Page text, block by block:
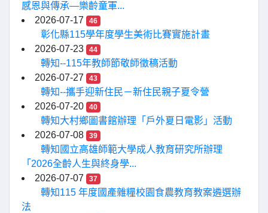
感恩與傳承—樂齡童軍...
2026-07-17
46
彰化縣115學年度學生美術比賽實施計畫
2026-07-23
44
轉知--115年教師節敬師徵稿活動
2026-07-27
43
轉知--攜手迎新住民－新住民親子夏令營
2026-07-20
40
轉知大村鄉圖書館辦理「戶外夏日電影」活動
2026-07-08
39
轉知國立高雄師範大學成人教育研究所辦理
「2026全齡人生與終身學...
2026-07-07
37
轉知115 年度國產雜糧校園食農教育教案遴選辦
法